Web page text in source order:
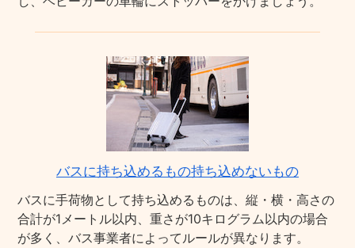
バスに持ち込めるもの持ち込めないもの
バスに手荷物として持ち込めるものは、縦・横・高さの
合計が1メートル以内、重さが10キログラム以内の場合
が多く、バス事業者によってルールが異なります。